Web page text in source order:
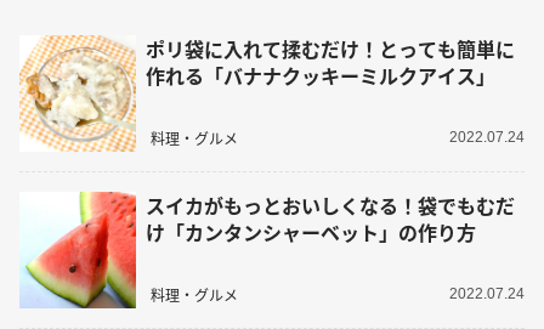
ポリ袋に入れて揉むだけ！とっても簡単に
作れる「バナナクッキーミルクアイス」
料理・グルメ 2022.07.24
スイカがもっとおいしくなる！袋でもむだ
け「カンタンシャーベット」の作り方
料理・グルメ 2022.07.24